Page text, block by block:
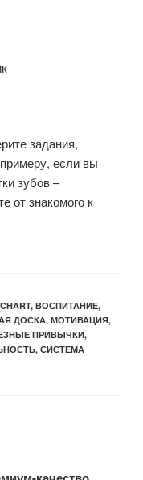
задания,
если вы
зубов –
от знакомого к
, ВОСПИТАНИЕ,
ДОСКА, МОТИВАЦИЯ,
ПРИВЫЧКИ,
, СИСТЕМА